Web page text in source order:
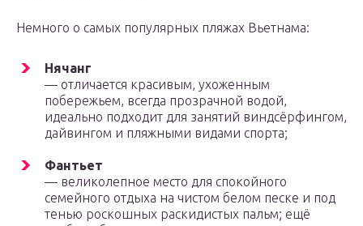
Немного о самых популярных пляжах Вьетнама:
Нячанг
— отличается красивым, ухоженным
побережьем, всегда прозрачной водой,
идеально подходит для занятий виндсёрфингом,
дайвингом и пляжными видами спорта;
Фантьет
— великолепное место для спокойного
семейного отдыха на чистом белом песке и под
тенью роскошных раскидистых пальм; ещё